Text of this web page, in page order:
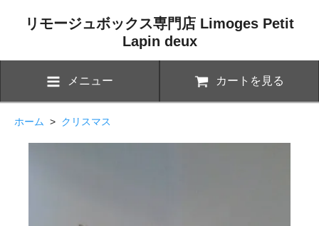
リモージュボックス専門店 Limoges Petit
Lapin deux
メニュー カートを見る
ホーム > クリスマス